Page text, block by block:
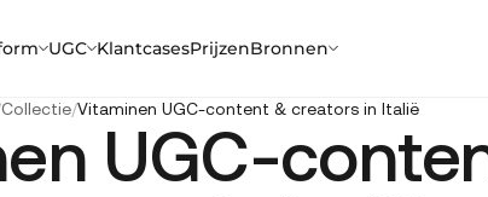
UGC KlantcasesPrijzenBronnen
Collectie/Vitaminen UGC-content & creators in Italië
UGC-